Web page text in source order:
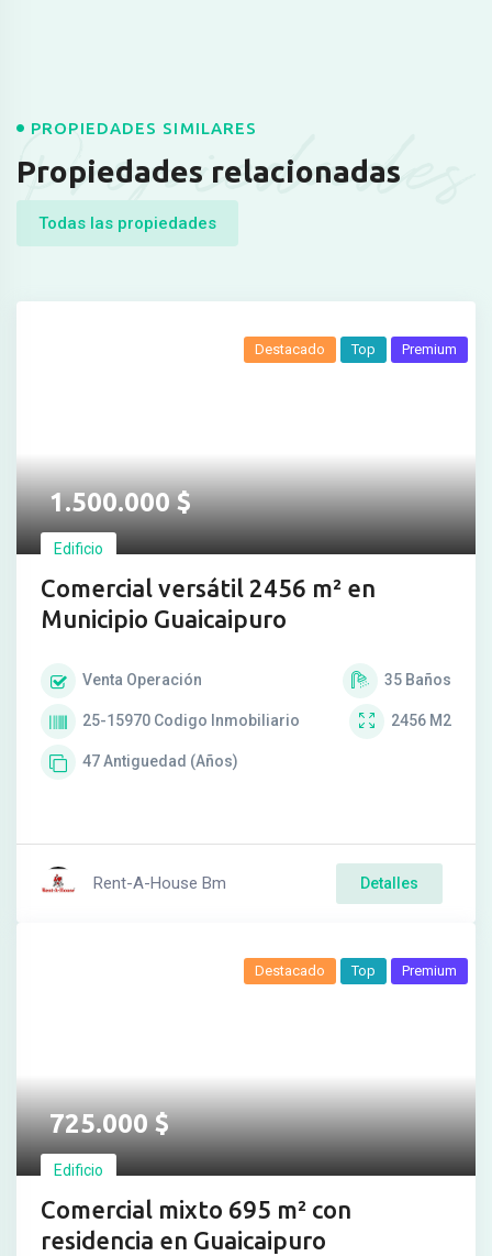
Propiedades
PROPIEDADES SIMILARES
Propiedades relacionadas
Todas las propiedades
1.500.000$
Edificio
Comercial versátil 2456 m² en
Municipio Guaicaipuro
Destacado Top Premium
Venta Operación 35 Baños
25-15970 Codigo Inmobiliario 2456 M2
47Antiguedad (Años)
Rent-A-House Bm Detalles
725.000$
Edificio
Comercial mixto 695 m² con
residencia en Guaicaipuro
Destacado Top Premium